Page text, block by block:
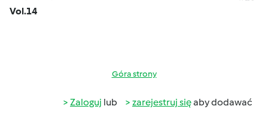
Vol.14
Góra strony
Zaloguj lub zarejestruj sięaby dodawać